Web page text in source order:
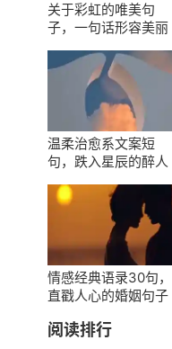
关于彩虹的唯美句
子，一句话形容美丽
温柔治愈系文案短
句，跌入星辰的醉人
情感经典语录30句，
直戳人心的婚姻句子
阅读排行